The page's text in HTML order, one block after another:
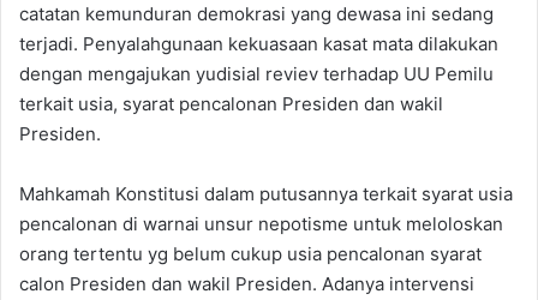
catatan kemunduran demokrasi yang dewasa ini sedang
terjadi. Penyalahgunaan kekuasaan kasat mata dilakukan
dengan mengajukan yudisial reviev terhadap UU Pemilu
terkait usia, syarat pencalonan Presiden dan wakil
Presiden.
Mahkamah Konstitusi dalam putusannya terkait syarat usia
pencalonan di warnai unsur nepotisme untuk meloloskan
orang tertentu yg belum cukup usia pencalonan syarat
calon Presiden dan wakil Presiden. Adanya intervensi